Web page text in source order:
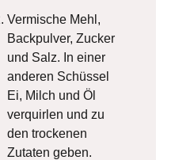
Vermische Mehl,
Backpulver, Zucker
und Salz. In einer
anderen Schüssel
Ei, Milch und Öl
verquirlen und zu
den trockenen
Zutaten geben.